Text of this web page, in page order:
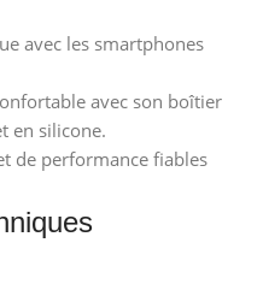
avec les smartphones
avec son boîtier
en silicone.
de performance fiables